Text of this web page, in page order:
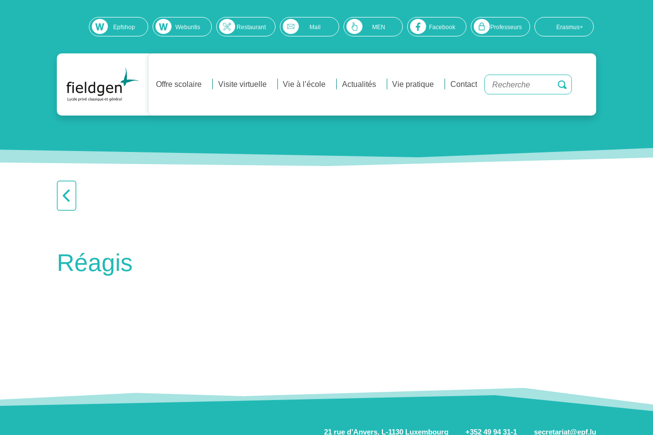
Epfshop Webuntis Restaurant Mail MEN Facebook Professeurs Erasmus+
Offre scolaire Visite virtuelle Vie à l’école Actualités Vie pratique Contact
Réagis
21 rue d’Anvers, L-1130 Luxembourg +352 49 94 31-1 secretariat@epf.lu